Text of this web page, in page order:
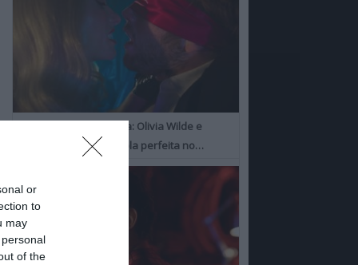
or
to
may
of the
I Want Your Sex, a Crítica: Olivia Wilde e
Cooper Hoofman, a dupla perfeita no…